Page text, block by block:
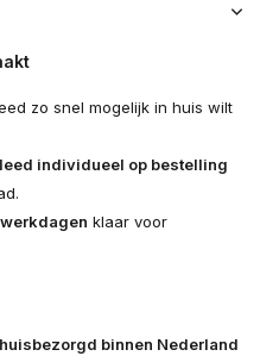
zo snel mogelijk in huis wilt
individueel op bestelling
klaar voor
binnen Nederland